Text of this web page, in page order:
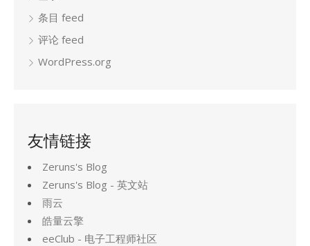
条目 feed
评论 feed
WordPress.org
友情链接
Zeruns's Blog
Zeruns's Blog - 英文站
雨云
皓量云擎
eeClub - 电子工程师社区